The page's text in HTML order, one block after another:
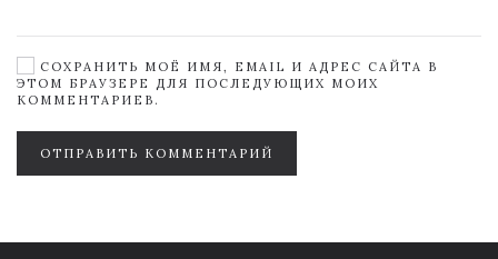
СОХРАНИТЬ МОЁ ИМЯ, EMAIL И АДРЕС САЙТА В
ЭТОМ БРАУЗЕРЕ ДЛЯ ПОСЛЕДУЮЩИХ МОИХ
КОММЕНТАРИЕВ.
ОТПРАВИТЬ КОММЕНТАРИЙ